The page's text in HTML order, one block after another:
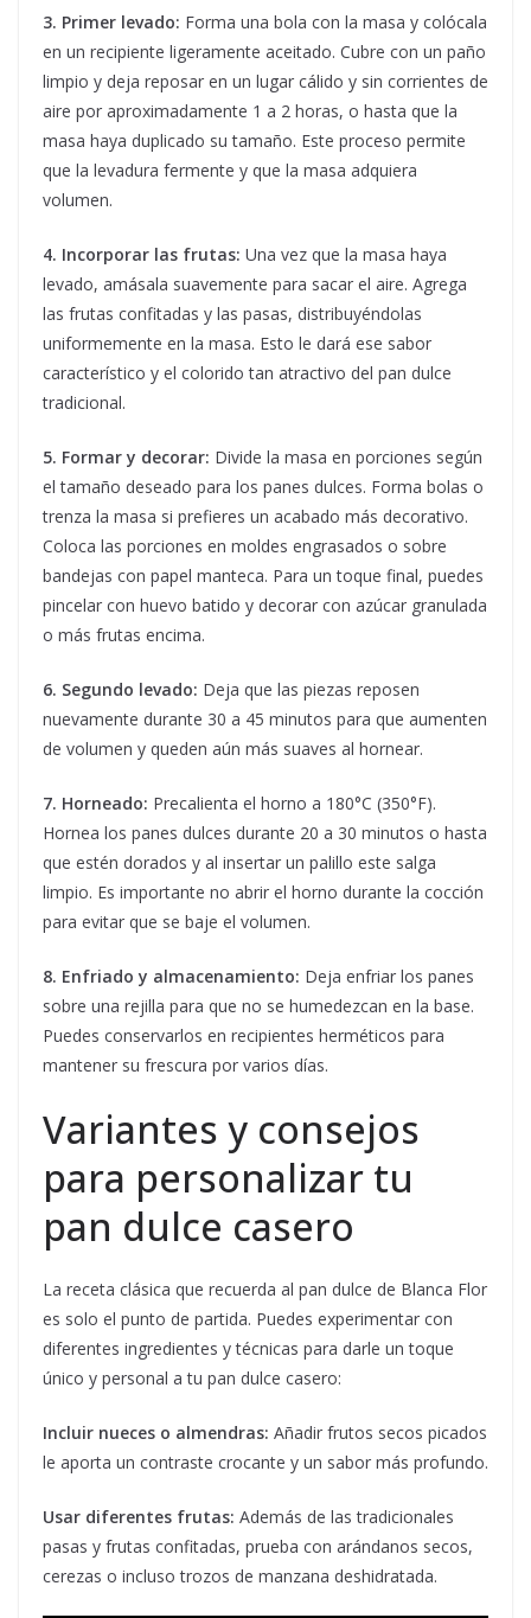
3. Primer levado: Forma una bola con la masa y colócala
en un recipiente ligeramente aceitado. Cubre con un paño
limpio y deja reposar en un lugar cálido y sin corrientes de
aire por aproximadamente 1 a 2 horas, o hasta que la
masa haya duplicado su tamaño. Este proceso permite
que la levadura fermente y que la masa adquiera
volumen.
4. Incorporar las frutas: Una vez que la masa haya
levado, amásala suavemente para sacar el aire. Agrega
las frutas confitadas y las pasas, distribuyéndolas
uniformemente en la masa. Esto le dará ese sabor
característico y el colorido tan atractivo del pan dulce
tradicional.
5. Formar y decorar: Divide la masa en porciones según
el tamaño deseado para los panes dulces. Forma bolas o
trenza la masa si prefieres un acabado más decorativo.
Coloca las porciones en moldes engrasados o sobre
bandejas con papel manteca. Para un toque final, puedes
pincelar con huevo batido y decorar con azúcar granulada
o más frutas encima.
6. Segundo levado: Deja que las piezas reposen
nuevamente durante 30 a 45 minutos para que aumenten
de volumen y queden aún más suaves al hornear.
7. Horneado: Precalienta el horno a 180°C (350°F).
Hornea los panes dulces durante 20 a 30 minutos o hasta
que estén dorados y al insertar un palillo este salga
limpio. Es importante no abrir el horno durante la cocción
para evitar que se baje el volumen.
8. Enfriado y almacenamiento: Deja enfriar los panes
sobre una rejilla para que no se humedezcan en la base.
Puedes conservarlos en recipientes herméticos para
mantener su frescura por varios días.
Variantes y consejos
para personalizar tu
pan dulce casero
La receta clásica que recuerda al pan dulce de Blanca Flor
es solo el punto de partida. Puedes experimentar con
diferentes ingredientes y técnicas para darle un toque
único y personal a tu pan dulce casero:
Incluir nueces o almendras: Añadir frutos secos picados
le aporta un contraste crocante y un sabor más profundo.
Usar diferentes frutas: Además de las tradicionales
pasas y frutas confitadas, prueba con arándanos secos,
cerezas o incluso trozos de manzana deshidratada.